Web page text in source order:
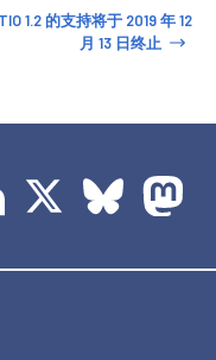
1.2 的支持将于 2019 年 12
月 13 日终止